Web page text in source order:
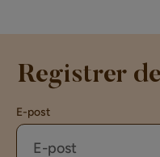
Registrer
E-post